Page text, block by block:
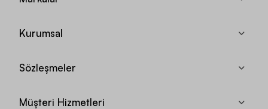
Kurumsal
Sözleşmeler
Müşteri Hizmetleri